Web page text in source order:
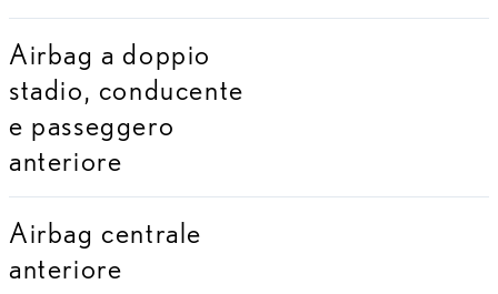
Airbag a doppio
stadio, conducente
e passeggero
anteriore
Airbag centrale
anteriore